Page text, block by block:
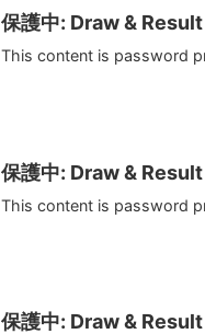
保護中: Draw & Result
This content is password
保護中: Draw & Result
This content is password
保護中: Draw & Result